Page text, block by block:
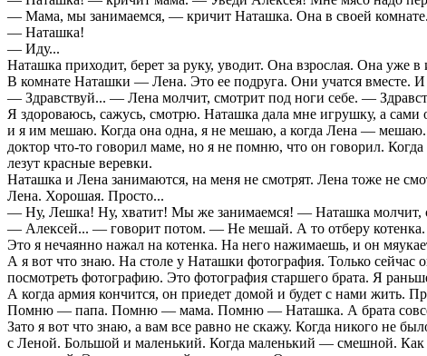
— Мама, мы занимаемся, — кричит Наташка. Она в своей комнате.
— Наташка!
— Иду...
Наташка приходит, берет за руку, уводит. Она взрослая. Она уже
В комнате Наташки — Лена. Это ее подруга. Они учатся вместе. И
— Здравствуй... — Лена молчит, смотрит под ноги себе. —
Я здороваюсь, сажусь, смотрю. Наташка дала мне игрушку, а
и я им мешаю. Когда она одна, я не мешаю, а когда Лена —
доктор что-то говорил маме, но я не помню, что он говорил.
лезут красные веревки.
Наташка и Лена занимаются, на меня не смотрят. Лена тоже не
Лена. Хорошая. Просто...
— Ну, Лешка! Ну, хватит! Мы же занимаемся! — Наташка молчит,
— Алексей... — говорит потом. — Не мешай. А то отберу котенка.
Это я нечаянно нажал на котенка. На него нажимаешь, и он
А я вот что знаю. На столе у Наташки фотография. Только сейчас
посмотреть фотографию. Это фотография старшего брата. Я
А когда армия кончится, он приедет домой и будет с нами жить.
Помню — папа. Помню — мама. Помню — Наташка. А брата совсем
Зато я вот что знаю, а вам все равно не скажу. Когда никого
с Леной. Большой и маленький. Когда маленький — смешной. Как